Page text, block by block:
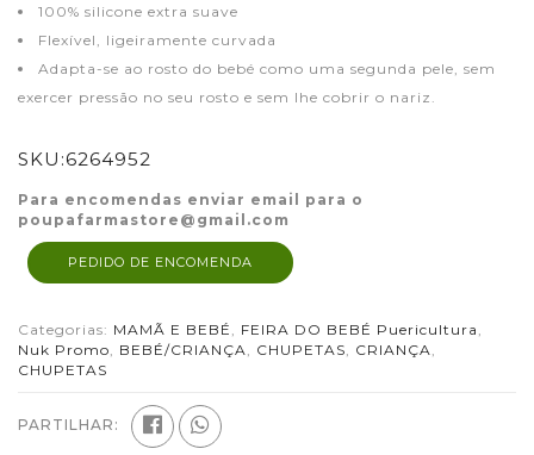
100% silicone extra suave
Flexível, ligeiramente curvada
Adapta-se ao rosto do bebé como uma segunda pele, sem
exercer pressão no seu rosto e sem lhe cobrir o nariz.
SKU:6264952
Para encomendas enviar email para o
poupafarmastore@gmail.com
PEDIDO DE ENCOMENDA
Categorias: MAMÃ E BEBÉ FEIRA DO BEBÉ Puericultura
Nuk Promo
BEBÉ/CRIANÇA CHUPETAS CRIANÇA
CHUPETAS
PARTILHAR: